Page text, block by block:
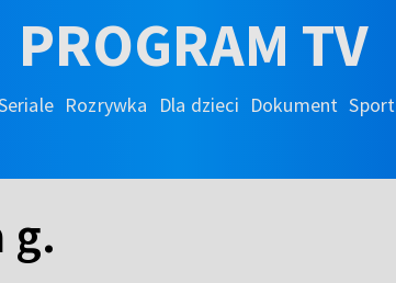
PROGRAM TV
Rozrywka Dla dzieci Dokument Sport
g.